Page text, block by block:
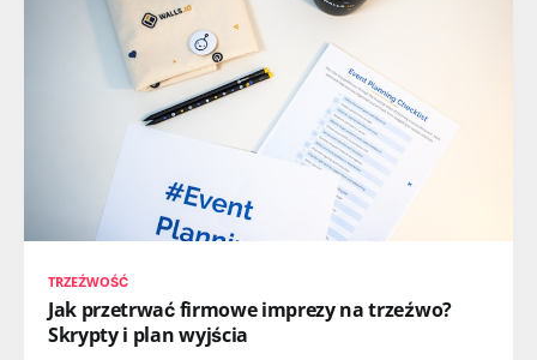
TRZEŹWOŚĆ
Jak przetrwać firmowe imprezy na trzeźwo?
Skrypty i plan wyjścia